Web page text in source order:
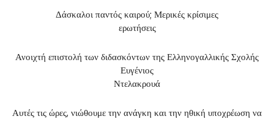
Δάσκαλοι παντός καιρού; Μερικές κρίσιμες
ερωτήσεις
Ανοιχτή επιστολή των διδασκόντων της Ελληνογαλλικής Σχολής
Ευγένιος
Ντελακρουά
Αυτές τις ώρες, νιώθουμε την ανάγκη και την ηθική υποχρέωση να